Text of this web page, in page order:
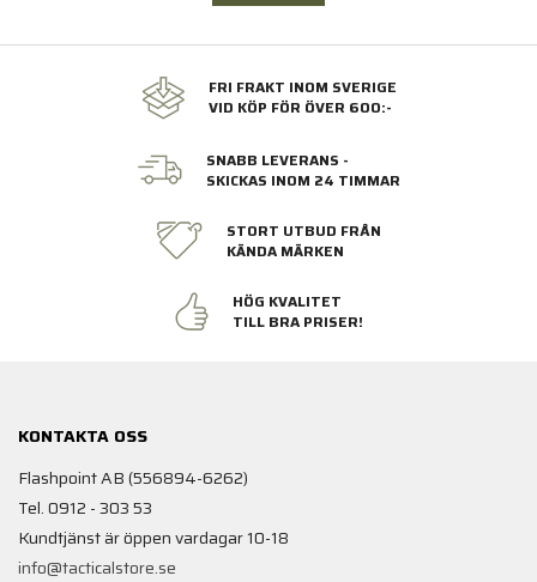
FRI FRAKT INOM SVERIGE
VID KÖP FÖR ÖVER 600:-
SNABB LEVERANS -
SKICKAS INOM 24 TIMMAR
STORT UTBUD FRÅN
KÄNDA MÄRKEN
HÖG KVALITET
TILL BRA PRISER!
KONTAKTA OSS
Flashpoint AB (556894-6262)
Tel. 0912 - 303 53
Kundtjänst är öppen vardagar 10-18
info@tacticalstore.se